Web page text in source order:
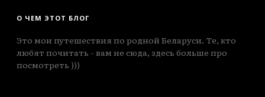
О ЧЕМ ЭТОТ БЛОГ
Это мои путешествия по родной Беларуси. Те, кто
любят почитать - вам не сюда, здесь больше про
посмотреть )))